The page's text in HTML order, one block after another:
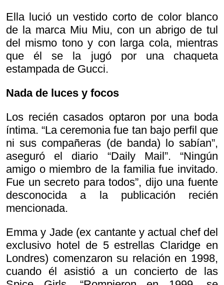
Ella lució un vestido corto de color blanco
de la marca Miu Miu, con un abrigo de tul
del mismo tono y con larga cola, mientras
que él se la jugó por una chaqueta
estampada de Gucci.
Nada de luces y focos
Los recién casados optaron por una boda
íntima. “La ceremonia fue tan bajo perfil que
ni sus compañeras (de banda) lo sabían”,
aseguró el diario “Daily Mail”. “Ningún
amigo o miembro de la familia fue invitado.
Fue un secreto para todos”, dijo una fuente
desconocida a la publicación recién
mencionada.
Emma y Jade (ex cantante y actual chef del
exclusivo hotel de 5 estrellas Claridge en
Londres) comenzaron su relación en 1998,
cuando él asistió a un concierto de las